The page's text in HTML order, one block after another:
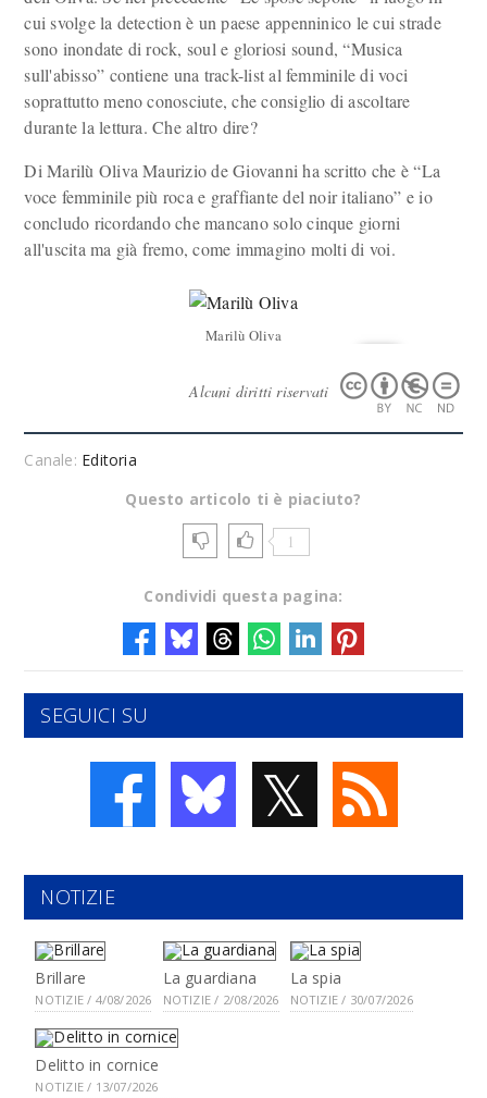
cui svolge la detection è un paese appenninico le cui strade
sono inondate di rock, soul e gloriosi sound, “Musica
sull'abisso” contiene una track-list al femminile di voci
soprattutto meno conosciute, che consiglio di ascoltare
durante la lettura. Che altro dire?
Di Marilù Oliva Maurizio de Giovanni ha scritto che è “La
voce femminile più roca e graffiante del noir italiano” e io
concludo ricordando che mancano solo cinque giorni
all'uscita ma già fremo, come immagino molti di voi.
Marilù Oliva
Alcuni diritti riservati
Canale: Editoria
Questo articolo ti è piaciuto?
1
Condividi questa pagina:
SEGUICI SU
𝕏
NOTIZIE
Brillare
NOTIZIE / 4/08/2026
La guardiana
NOTIZIE / 2/08/2026
La spia
NOTIZIE / 30/07/2026
Delitto in cornice
NOTIZIE / 13/07/2026